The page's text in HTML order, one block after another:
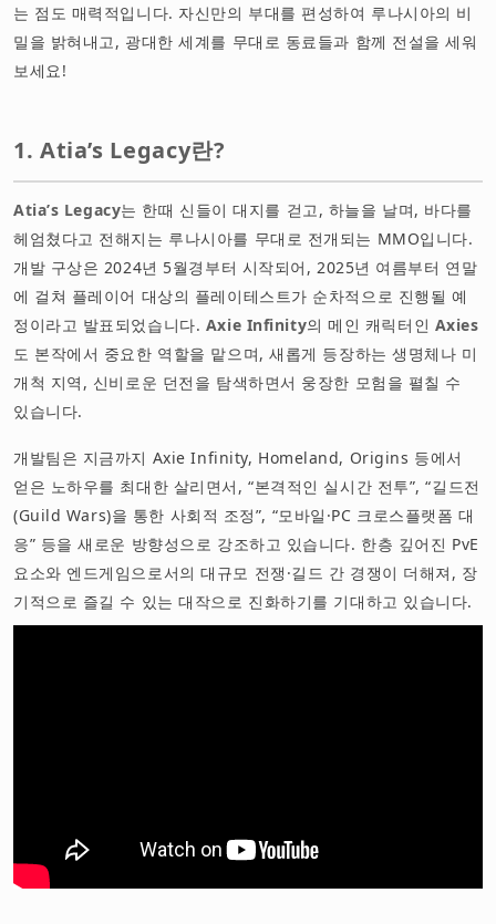
는 점도 매력적입니다. 자신만의 부대를 편성하여 루나시아의 비
밀을 밝혀내고, 광대한 세계를 무대로 동료들과 함께 전설을 세워
보세요!
1. Atia’s Legacy란?
Atia’s Legacy는 한때 신들이 대지를 걷고, 하늘을 날며, 바다를
헤엄쳤다고 전해지는 루나시아를 무대로 전개되는 MMO입니다.
개발 구상은 2024년 5월경부터 시작되어, 2025년 여름부터 연말
에 걸쳐 플레이어 대상의 플레이테스트가 순차적으로 진행될 예
정이라고 발표되었습니다. Axie Infinity의 메인 캐릭터인 Axies
도 본작에서 중요한 역할을 맡으며, 새롭게 등장하는 생명체나 미
개척 지역, 신비로운 던전을 탐색하면서 웅장한 모험을 펼칠 수
있습니다.
개발팀은 지금까지 Axie Infinity, Homeland, Origins 등에서
얻은 노하우를 최대한 살리면서, “본격적인 실시간 전투”, “길드전
(Guild Wars)을 통한 사회적 조정”, “모바일·PC 크로스플랫폼 대
응” 등을 새로운 방향성으로 강조하고 있습니다. 한층 깊어진 PvE
요소와 엔드게임으로서의 대규모 전쟁·길드 간 경쟁이 더해져, 장
기적으로 즐길 수 있는 대작으로 진화하기를 기대하고 있습니다.